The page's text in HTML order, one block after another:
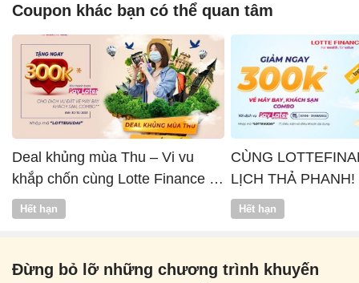
Coupon khác bạn có thể quan tâm
Deal khủng mùa Thu – Vi vu
khắp chốn cùng Lotte Finance x
Vntrip
Hết hạn
CÙNG
LỊCH THẢ PHANH!
Hết hạn
Đừng bỏ lỡ những chương trình khuyến